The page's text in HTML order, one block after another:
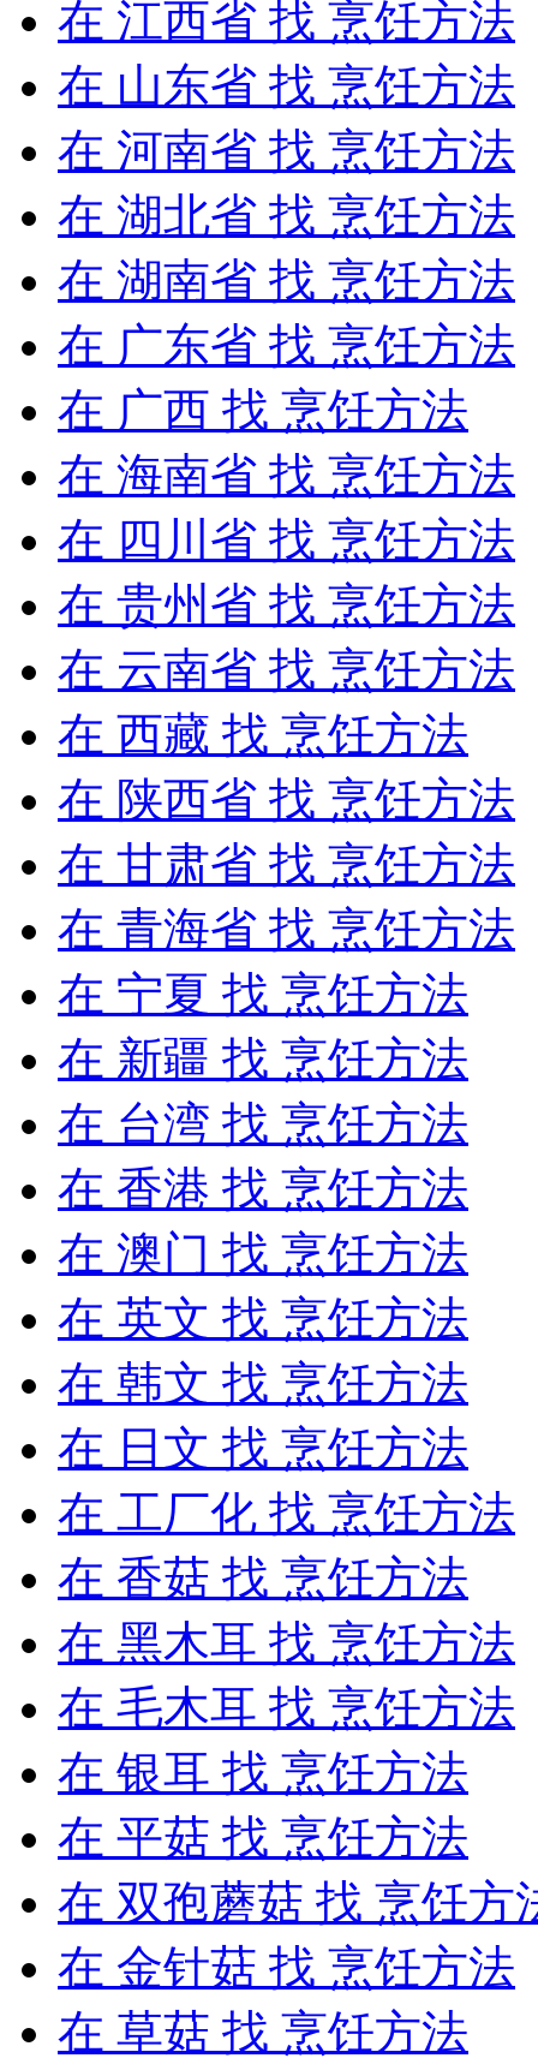
在 江西省 找 烹饪方法
在 山东省 找 烹饪方法
在 河南省 找 烹饪方法
在 湖北省 找 烹饪方法
在 湖南省 找 烹饪方法
在 广东省 找 烹饪方法
在 广西 找 烹饪方法
在 海南省 找 烹饪方法
在 四川省 找 烹饪方法
在 贵州省 找 烹饪方法
在 云南省 找 烹饪方法
在 西藏 找 烹饪方法
在 陕西省 找 烹饪方法
在 甘肃省 找 烹饪方法
在 青海省 找 烹饪方法
在 宁夏 找 烹饪方法
在 新疆 找 烹饪方法
在 台湾 找 烹饪方法
在 香港 找 烹饪方法
在 澳门 找 烹饪方法
在 英文 找 烹饪方法
在 韩文 找 烹饪方法
在 日文 找 烹饪方法
在 工厂化 找 烹饪方法
在 香菇 找 烹饪方法
在 黑木耳 找 烹饪方法
在 毛木耳 找 烹饪方法
在 银耳 找 烹饪方法
在 平菇 找 烹饪方法
在 双孢蘑菇 找 烹饪方
在 金针菇 找 烹饪方法
在 草菇 找 烹饪方法